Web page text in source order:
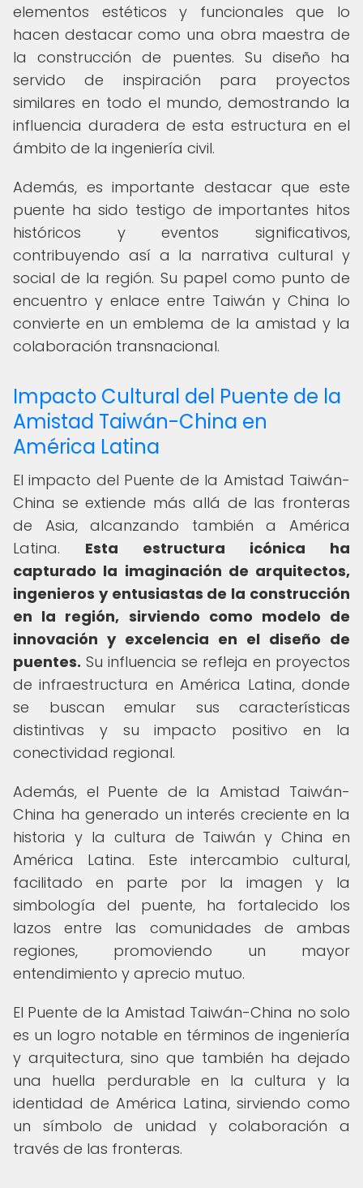
elementos estéticos y funcionales que lo
hacen destacar como una obra maestra de
la construcción de puentes. Su diseño ha
servido de inspiración para proyectos
similares en todo el mundo, demostrando la
influencia duradera de esta estructura en el
ámbito de la ingeniería civil.
Además, es importante destacar que este
puente ha sido testigo de importantes hitos
históricos y eventos significativos,
contribuyendo así a la narrativa cultural y
social de la región. Su papel como punto de
encuentro y enlace entre Taiwán y China lo
convierte en un emblema de la amistad y la
colaboración transnacional.
Impacto Cultural del Puente de la
Amistad Taiwán-China en
América Latina
El impacto del Puente de la Amistad Taiwán-
China se extiende más allá de las fronteras
de Asia, alcanzando también a América
Latina. Esta estructura icónica ha
capturado la imaginación de arquitectos,
ingenieros y entusiastas de la construcción
en la región, sirviendo como modelo de
innovación y excelencia en el diseño de
puentes. Su influencia se refleja en proyectos
de infraestructura en América Latina, donde
se buscan emular sus características
distintivas y su impacto positivo en la
conectividad regional.
Además, el Puente de la Amistad Taiwán-
China ha generado un interés creciente en la
historia y la cultura de Taiwán y China en
América Latina. Este intercambio cultural,
facilitado en parte por la imagen y la
simbología del puente, ha fortalecido los
lazos entre las comunidades de ambas
regiones, promoviendo un mayor
entendimiento y aprecio mutuo.
El Puente de la Amistad Taiwán-China no solo
es un logro notable en términos de ingeniería
y arquitectura, sino que también ha dejado
una huella perdurable en la cultura y la
identidad de América Latina, sirviendo como
un símbolo de unidad y colaboración a
través de las fronteras.